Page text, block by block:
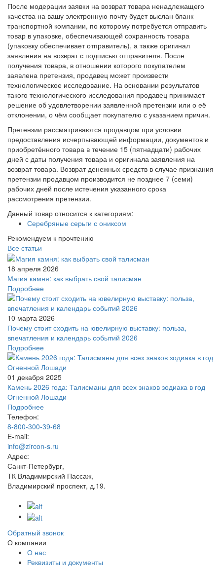
После модерации заявки на возврат товара ненадлежащего
качества на вашу электронную почту будет выслан бланк
транспортной компании, по которому потребуется отправить
товар в упаковке, обеспечивающей сохранность товара
(упаковку обеспечивает отправитель), а также оригинал
заявления на возврат с подписью отправителя. После
получения товара, в отношении которого покупателем
заявлена претензия, продавец может произвести
технологическое исследование. На основании результатов
такого технологического исследования продавец принимает
решение об удовлетворении заявленной претензии или о её
отклонении, о чём сообщает покупателю с указанием причин.
Претензии рассматриваются продавцом при условии
предоставления исчерпывающей информации, документов и
приобретённого товара в течение 15 (пятнадцати) рабочих
дней с даты получения товара и оригинала заявления на
возврат товара. Возврат денежных средств в случае признания
претензии продавцом производится не позднее 7 (семи)
рабочих дней после истечения указанного срока
рассмотрения претензии.
Данный товар относится к категориям:
Серебряные серьги с ониксом
Рекомендуем к прочтению
Все статьи
18 апреля 2026
Магия камня: как выбрать свой талисман
Подробнее
10 марта 2026
Почему стоит сходить на ювелирную выставку: польза,
впечатления и календарь событий 2026
Подробнее
01 декабря 2025
Камень 2026 года: Талисманы для всех знаков зодиака в год
Огненной Лошади
Подробнее
Телефон:
8-800-300-39-68
E-mail:
info@zircon-s.ru
Адрес:
Санкт-Петербург,
ТК Владимирский Пассаж,
Владимирский проспект, д.19.
Обратный звонок
О компании
О нас
Реквизиты и документы